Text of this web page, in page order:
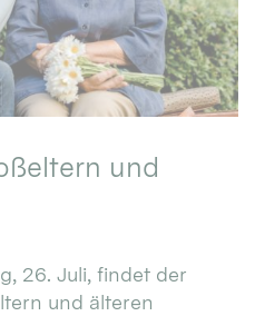
und
26. Juli, findet der
und älteren